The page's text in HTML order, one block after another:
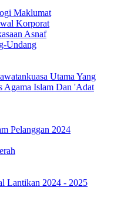
Maklumat
Korporat
Asnaf
Undang
Utama Yang
Islam Dan 'Adat
Pelanggan 2024
Lantikan 2024 - 2025